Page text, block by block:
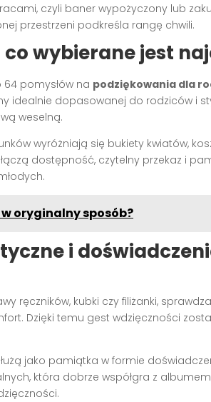
czyli baner wypożyczony lub
przestrzeni podkreśla rangę chwili.
co wybierane jest
pomysłów na podziękowania dla
idealnie dopasowanej do rodziców i
weselną.
wyróżniają się bukiety kwiatów,
dostępność, czytelny przekaz i
oryginalny sposób?
i
ręczników, kubki czy filiżanki,
Dzięki temu gest wdzięczności
jako pamiątka w formie
która dobrze współgra z